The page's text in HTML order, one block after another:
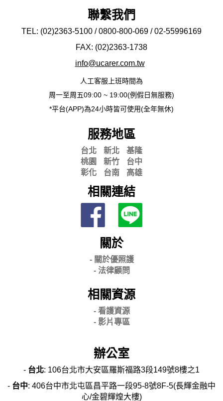
聯繫我們
TEL: (02)2363-5100 / 0800-800-069 / 02-55996169
FAX: (02)2363-1738
info@ucarer.com.tw
人工客服上班時間為
周一至周五09:00 ~ 19:00(例假日無服務)
*平台(APP)為24小時皆可使用(全年無休)
服務地區
台北 新北
基隆
桃園
新竹
台中
彰化
台南 高雄
相關連結
關於
- 關於優照護
- 法律顧問
相關資源
- 看護資源
- 影片專區
辦公室
- 台北: 106台北市大安區羅斯福路3段149號8樓之1
- 台中: 406台中市北屯區昌平路一段95-8號8F-5(長輝金融中
心/金碧輝煌大樓)